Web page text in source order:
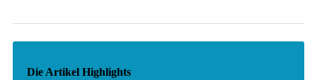
Die Artikel Highlights